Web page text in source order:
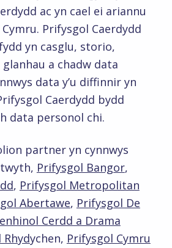
ac yn cael ei ariannu
Prifysgol Caerdydd
yn casglu, storio,
a chadw data
data y’u diffinnir yn
Caerdydd bydd
data personol chi.
partner yn cynnwys
Prifysgol Bangor,
, Prifysgol Metropolitan
Abertawe, Prifysgol De
Cerdd a Drama
ychen, Prifysgol Cymru